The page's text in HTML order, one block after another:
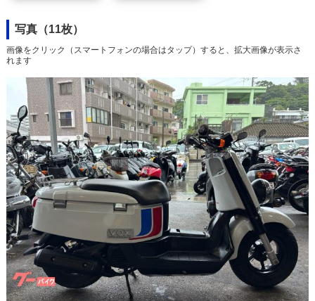
写真（11枚）
画像をクリック（スマートフォンの場合はタップ）すると、拡大画像が表示さ
れます